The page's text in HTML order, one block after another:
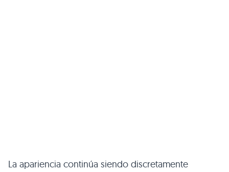
La apariencia continúa siendo discretamente